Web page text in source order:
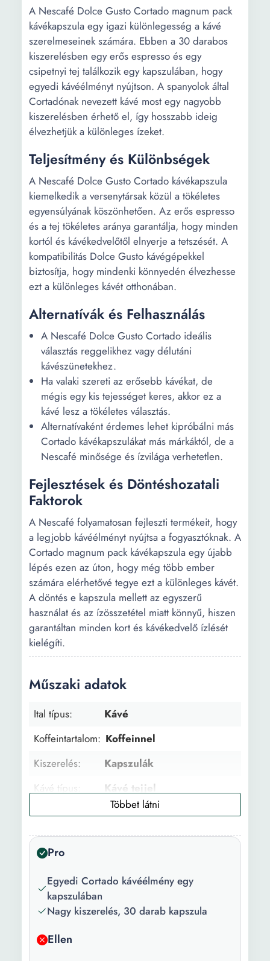
A Nescafé Dolce Gusto Cortado magnum pack
kávékapszula egy igazi különlegesség a kávé
szerelmeseinek számára. Ebben a 30 darabos
kiszerelésben egy erős espresso és egy
csipetnyi tej találkozik egy kapszulában, hogy
egyedi kávéélményt nyújtson. A spanyolok által
Cortadónak nevezett kávé most egy nagyobb
kiszerelésben érhető el, így hosszabb ideig
élvezhetjük a különleges ízeket.
Teljesítmény és Különbségek
A Nescafé Dolce Gusto Cortado kávékapszula
kiemelkedik a versenytársak közül a tökéletes
egyensúlyának köszönhetően. Az erős espresso
és a tej tökéletes aránya garantálja, hogy minden
kortól és kávékedvelőtől elnyerje a tetszését. A
kompatibilitás Dolce Gusto kávégépekkel
biztosítja, hogy mindenki könnyedén élvezhesse
ezt a különleges kávét otthonában.
Alternatívák és Felhasználás
A Nescafé Dolce Gusto Cortado ideális
választás reggelikhez vagy délutáni
kávészünetekhez.
Ha valaki szereti az erősebb kávékat, de
mégis egy kis tejességet keres, akkor ez a
kávé lesz a tökéletes választás.
Alternatívaként érdemes lehet kipróbálni más
Cortado kávékapszulákat más márkáktól, de a
Nescafé minősége és ízvilága verhetetlen.
Fejlesztések és Döntéshozatali
Faktorok
A Nescafé folyamatosan fejleszti termékeit, hogy
a legjobb kávéélményt nyújtsa a fogyasztóknak. A
Cortado magnum pack kávékapszula egy újabb
lépés ezen az úton, hogy még több ember
számára elérhetővé tegye ezt a különleges kávét.
A döntés e kapszula mellett az egyszerű
használat és az ízösszetétel miatt könnyű, hiszen
garantáltan minden kort és kávékedvelő ízlését
kielégíti.
Műszaki adatok
Ital típus:
Kávé
Koffeintartalom: Koffeinnel
Kiszerelés:
Kapszulák
Kávé típus:
Kávé tejjel
Alkalmazás:
Espresso gép kapszulákkal
Kompatibilitás: Dolce Gusto
Kapszulák
száma:
Súly:
Pro
Egyedi Cortado kávéélmény egy
kapszulában
Nagy kiszerelés, 30 darab kapszula
Ellen